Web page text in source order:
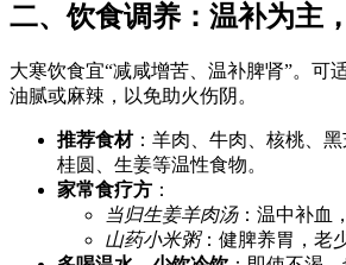
二、饮食调养：温补为主
大寒饮食宜“减咸增苦、温补脾肾”。可
油腻或麻辣，以免助火伤阴。
推荐食材：羊肉、牛肉、核桃、黑
桂圆、生姜等温性食物。
家常食疗方 ：
当归生姜羊肉汤：温中补血
山药小米粥：健脾养胃，老